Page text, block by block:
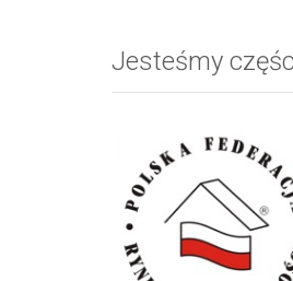
Jesteśmy